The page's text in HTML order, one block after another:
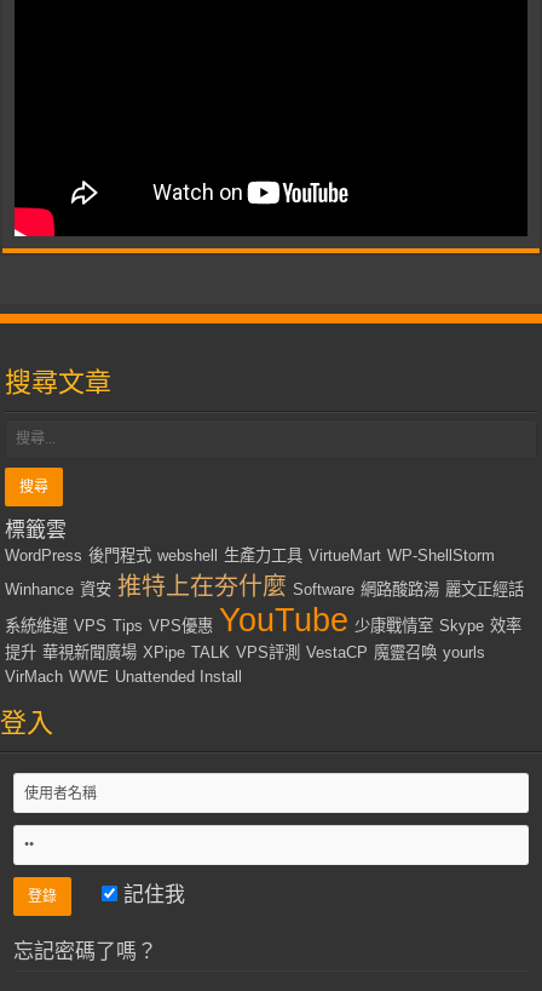
搜尋文章
標籤雲
WordPress 後門程式 webshell 生產力工具 VirtueMart WP-ShellStorm
Winhance 資安 推特上在夯什麼 Software 網路酸路湯 麗文正經話
系統維運 VPS Tips VPS優惠 YouTube 少康戰情室 Skype 效率
提升 華視新聞廣場 XPipe TALK VPS評測 VestaCP 魔靈召喚 yourls
VirMach WWE Unattended Install
登入
記住我
忘記密碼了嗎？